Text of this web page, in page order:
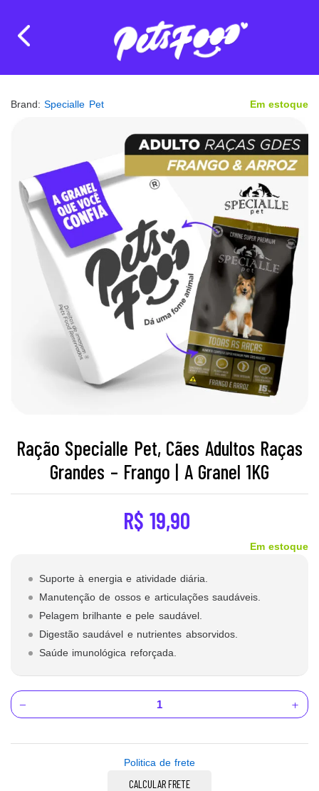
Brand:Specialle Pet Em estoque
Ração Specialle Pet, Cães Adultos Raças
Grandes – Frango | A Granel 1KG
R$ 19,90
Em estoque
Suporte à energia e atividade diária.
Manutenção de ossos e articulações saudáveis.
Pelagem brilhante e pele saudável.
Digestão saudável e nutrientes absorvidos.
Saúde imunológica reforçada.
Politica de frete
CALCULAR FRETE